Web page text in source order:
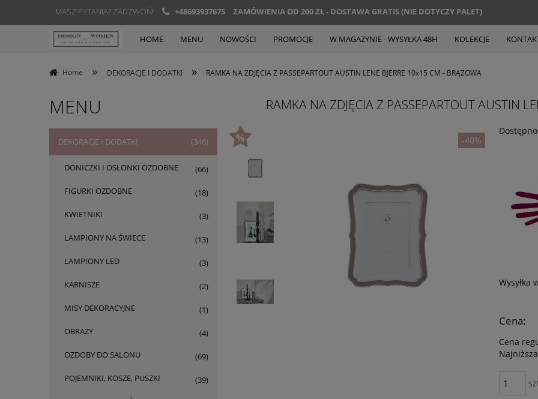
MASZ PYTANIA? ZADZWOŃ! +48693937675 ZAMÓWIENIA OD 200 ZŁ - DOSTAWA GRATIS (NIE DOTYCZY PALET)
HOME MENU NOWOŚCI PROMOCJE W MAGAZYNIE - WYSYŁKA 48H KOLEKCJE
Home » DEKORACJE I DODATKI » RAMKA NA ZDJĘCIA Z PASSEPARTOUT AUSTIN LENE BJERRE 10x15 CM - BRĄZOWA
MENU
DEKORACJE I DODATKI (346)
DONICZKI I OSŁONKI OZDOBNE (66)
FIGURKI OZDOBNE (18)
KWIETNIKI (3)
LAMPIONY NA ŚWIECE (13)
LAMPIONY LED (3)
KARNISZE (2)
MISY DEKORACYJNE (1)
OBRAZY (4)
OZDOBY DO SALONU (69)
POJEMNIKI, KOSZE, PUSZKI (39)
RAMKA NA ZDJĘCIA Z PASSEPARTOUT AUSTIN
-40%
Wysyłka
Cena:
Cena